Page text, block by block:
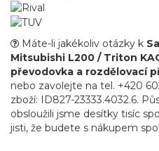
Máte-li jakékoliv otázky k
Mitsubishi L200 / Triton
převodovka a rozdělovací
nebo zavolejte na tel. +420
zboží: ID827-23333.4032.6.
obsloužili jsme desítky tisíc
jisti, že budete s nákupem